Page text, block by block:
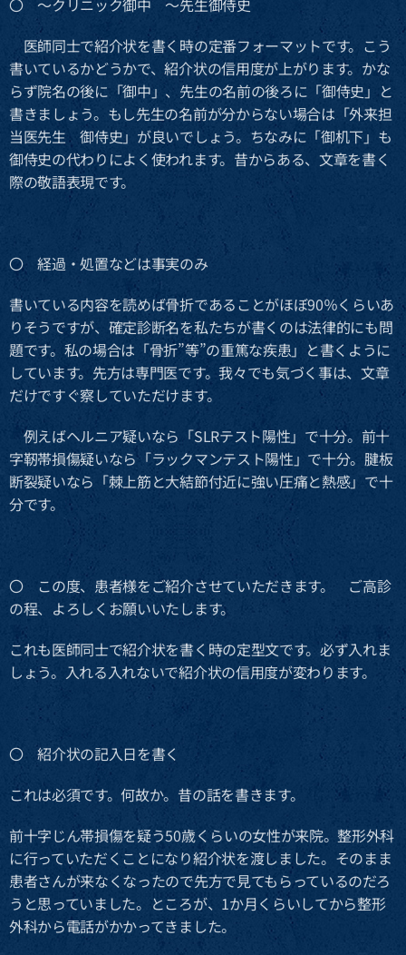
〇 ～クリニック御中 ～先生御侍史
医師同士で紹介状を書く時の定番フォーマットです。こう
書いているかどうかで、紹介状の信用度が上がります。かな
らず院名の後に「御中」、先生の名前の後ろに「御侍史」と
書きましょう。もし先生の名前が分からない場合は「外来担
当医先生 御侍史」が良いでしょう。ちなみに「御机下」も
御侍史の代わりによく使われます。昔からある、文章を書く
際の敬語表現です。
〇 経過・処置などは事実のみ
書いている内容を読めば骨折であることがほぼ90％くらいあ
りそうですが、確定診断名を私たちが書くのは法律的にも問
題です。私の場合は「骨折”等”の重篤な疾患」と書くように
しています。先方は専門医です。我々でも気づく事は、文章
だけですぐ察していただけます。
例えばヘルニア疑いなら「SLRテスト陽性」で十分。前十
字靭帯損傷疑いなら「ラックマンテスト陽性」で十分。腱板
断裂疑いなら「棘上筋と大結節付近に強い圧痛と熱感」で十
分です。
〇 この度、患者様をご紹介させていただきます。 ご高診
の程、よろしくお願いいたします。
これも医師同士で紹介状を書く時の定型文です。必ず入れま
しょう。入れる入れないで紹介状の信用度が変わります。
〇 紹介状の記入日を書く
これは必須です。何故か。昔の話を書きます。
前十字じん帯損傷を疑う50歳くらいの女性が来院。整形外科
に行っていただくことになり紹介状を渡しました。そのまま
患者さんが来なくなったので先方で見てもらっているのだろ
うと思っていました。ところが、1か月くらいしてから整形
外科から電話がかかってきました。